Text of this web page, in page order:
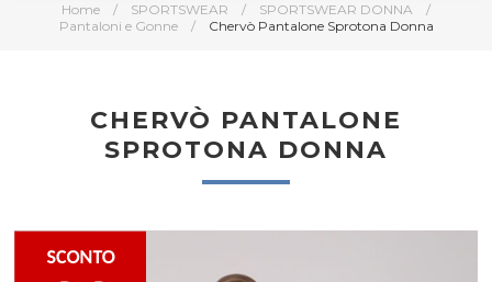
Home / SPORTSWEAR / SPORTSWEAR DONNA
/
Pantaloni e Gonne
/ Chervò Pantalone Sprotona Donna
CHERVÒ PANTALONE
SPROTONA DONNA